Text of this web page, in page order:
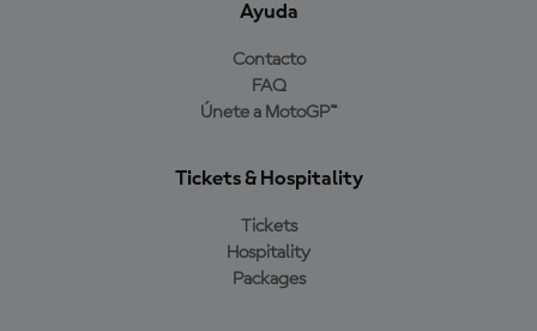
Ayuda
Contacto
FAQ
Únete a MotoGP™
Tickets & Hospitality
Tickets
Hospitality
Packages